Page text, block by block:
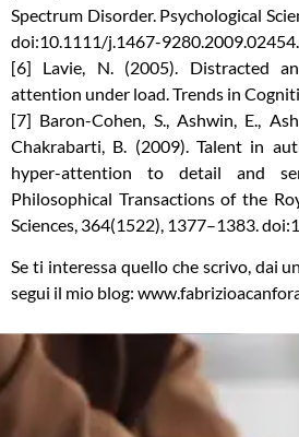
Spectrum Disorder. Psychological
doi:10.1111/j.1467-
[6] Lavie, N. (2005). Distracted
attention under load. Trends in
[7] Baron-Cohen, S., Ashwin, E.,
Chakrabarti, B. (2009). Talent in
hyper-attention to detail and
Philosophical Transactions of the
Sciences, 364(1522), 1377–1383.
Se ti interessa quello che scrivo, dai
segui il mio blog: